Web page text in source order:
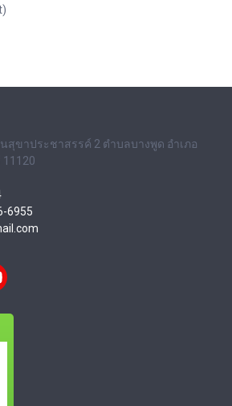
สุขาประชาสรรค์ 2 ตำบลบางพูด อำเภอ
6955